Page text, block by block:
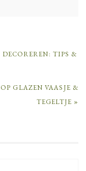
TIPS &
GLAZEN VAASJE &
TEGELTJE »